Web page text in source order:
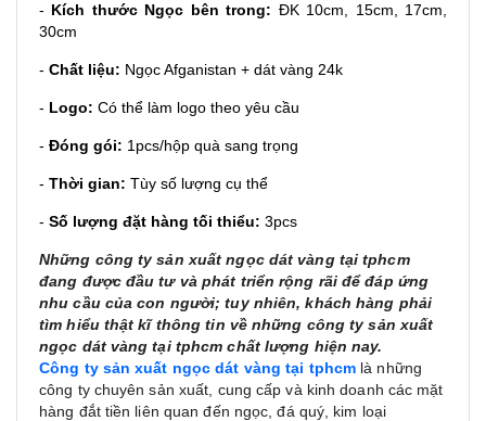
- Kích thước Ngọc bên trong: ĐK 10cm, 15cm, 17cm,
30cm
- Chất liệu: Ngọc Afganistan + dát vàng 24k
- Logo: Có thể làm logo theo yêu cầu
- Đóng gói: 1pcs/hộp quà sang trọng
- Thời gian: Tùy số lượng cụ thể
- Số lượng đặt hàng tối thiểu: 3pcs
Những công ty sản xuất ngọc dát vàng tại tphcm
đang được đầu tư và phát triển rộng rãi để đáp ứng
nhu cầu của con người; tuy nhiên, khách hàng phải
tìm hiểu thật kĩ thông tin về những công ty sản xuất
ngọc dát vàng tại tphcm chất lượng hiện nay.
Công ty sản xuất ngọc dát vàng tại tphcm là những
công ty chuyên sản xuất, cung cấp và kinh doanh các mặt
hàng đắt tiền liên quan đến ngọc, đá quý, kim loại